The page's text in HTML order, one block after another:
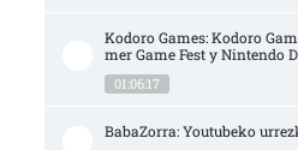
Kodoro Games: Kodoro
mer Game Fest y Nintendo
01:06:17
BabaZorra: Youtubeko